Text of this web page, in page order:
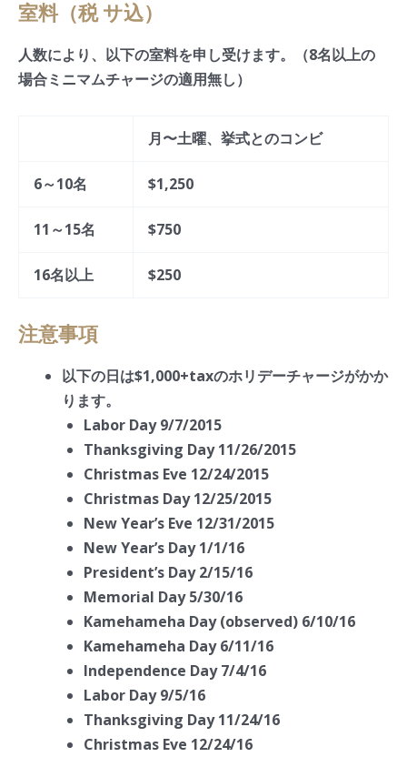
室料（税 サ込）
人数により、以下の室料を申し受けます。（8名以上の
場合ミニマムチャージの適用無し）
月〜土曜、挙式とのコンビ
6～10名 $1,250
11～15名 $750
16名以上 $250
注意事項
以下の日は$1,000+taxのホリデーチャージがかか
ります。
Labor Day 9/7/2015
Thanksgiving Day 11/26/2015
Christmas Eve 12/24/2015
Christmas Day 12/25/2015
New Year’s Eve 12/31/2015
New Year’s Day 1/1/16
President’s Day 2/15/16
Memorial Day 5/30/16
Kamehameha Day (observed) 6/10/16
Kamehameha Day 6/11/16
Independence Day 7/4/16
Labor Day 9/5/16
Thanksgiving Day 11/24/16
Christmas Eve 12/24/16